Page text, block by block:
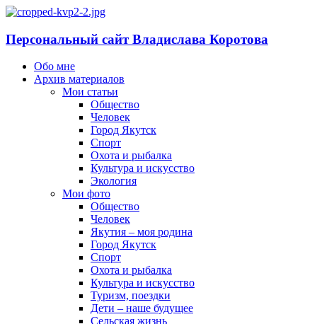
Персональный сайт Владислава Коротова
Обо мне
Архив материалов
Мои статьи
Общество
Человек
Город Якутск
Спорт
Охота и рыбалка
Культура и искусство
Экология
Мои фото
Общество
Человек
Якутия – моя родина
Город Якутск
Спорт
Охота и рыбалка
Культура и искусство
Туризм, поездки
Дети – наше будущее
Сельская жизнь